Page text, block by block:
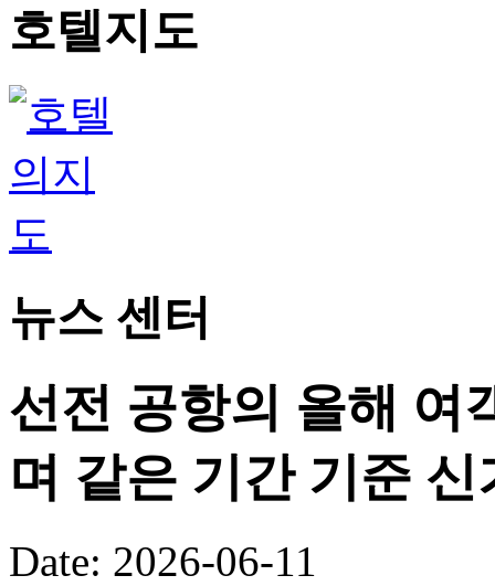
호텔지도
뉴스 센터
선전 공항의 올해 여
며 같은 기간 기준
Date: 2026-06-11